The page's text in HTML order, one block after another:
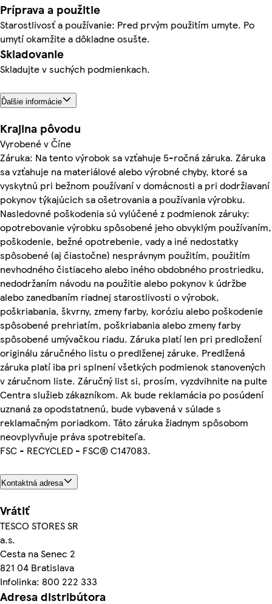
Príprava a použitie
Starostlivosť a používanie: Pred prvým použitím umyte. Po
umytí okamžite a dôkladne osušte.
Skladovanie
Skladujte v suchých podmienkach.
Ďalšie informácie
Krajina pôvodu
Vyrobené v Číne
Záruka: Na tento výrobok sa vzťahuje 5-ročná záruka. Záruka
sa vzťahuje na materiálové alebo výrobné chyby, ktoré sa
vyskytnú pri bežnom používaní v domácnosti a pri dodržiavaní
pokynov týkajúcich sa ošetrovania a používania výrobku.
Nasledovné poškodenia sú vylúčené z podmienok záruky:
opotrebovanie výrobku spôsobené jeho obvyklým používaním,
poškodenie, bežné opotrebenie, vady a iné nedostatky
spôsobené (aj čiastočne) nesprávnym použitím, použitím
nevhodného čistiaceho alebo iného obdobného prostriedku,
nedodržaním návodu na použitie alebo pokynov k údržbe
alebo zanedbaním riadnej starostlivosti o výrobok,
poškriabania, škvrny, zmeny farby, koróziu alebo poškodenie
spôsobené prehriatím, poškriabania alebo zmeny farby
spôsobené umývačkou riadu. Záruka platí len pri predložení
originálu záručného listu o predlženej záruke. Predlžená
záruka platí iba pri splnení všetkých podmienok stanovených
v záručnom liste. Záručný list si, prosím, vyzdvihnite na pulte
Centra služieb zákazníkom. Ak bude reklamácia po posúdení
uznaná za opodstatnenú, bude vybavená v súlade s
reklamačným poriadkom. Táto záruka žiadnym spôsobom
neovplyvňuje práva spotrebiteľa.
FSC - RECYCLED - FSC® C147083.
Kontaktná adresa
Vrátiť
TESCO STORES SR
a.s.
Cesta na Senec 2
821 04 Bratislava
Infolinka: 800 222 333
Adresa distribútora